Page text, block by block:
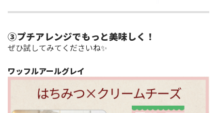
③プチアレンジでもっと美味しく！
ぜひ試してみてくださいね✨
ワッフルアールグレイ